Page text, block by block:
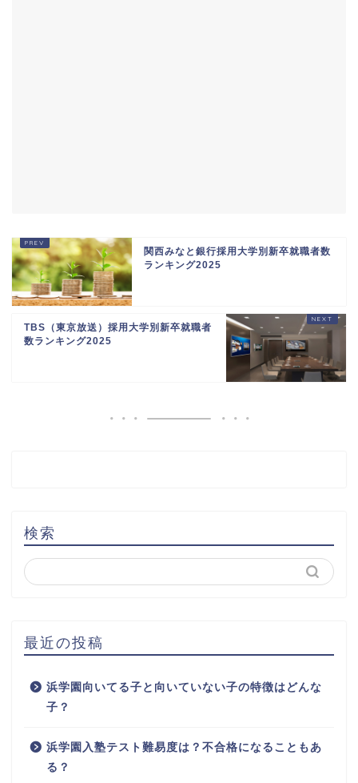
関西みなと銀行採用大学別新卒就職者数
ランキング2025
TBS（東京放送）採用大学別新卒就職者
数ランキング2025
検索
最近の投稿
浜学園向いてる子と向いていない子の特徴はどんな
子？
浜学園入塾テスト難易度は？不合格になることもあ
る？